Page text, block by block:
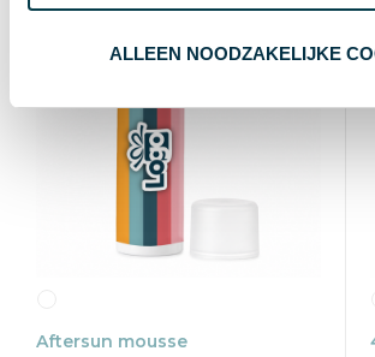
ALLEEN NOODZAKELIJKE
Aftersun mousse